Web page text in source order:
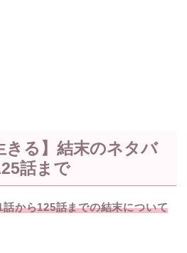
きる】結末のネタバ
話まで
から125話までの結末について